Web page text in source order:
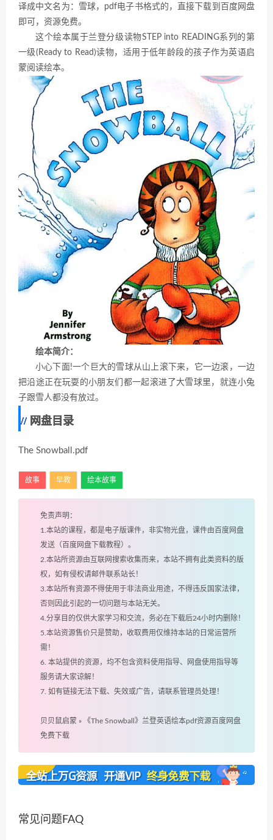
译成中文名为：雪球，pdf电子书格式的，直接下载到百度网盘
即可，资源免费。
这个绘本属于兰登分级读物STEP into READING系列的第
一级(Ready to Read)读物，适用于低年龄段的孩子作为英语启
蒙阅读绘本。
绘本简介：
小心下面!一个巨大的雪球从山上滚下来，它一边滚，一边
把沿途正在玩耍的小朋友们都一起滚进了大雪球里，就连小兔
子跟雪人都没有放过。
网盘目录
The Snowball.pdf
故事 早教 绘本故事
免责声明：
1.本站的课程，都是电子版课件，非实物光盘，课件由百度网盘
发送（百度网盘下载教程）。
2.本站所资源由互联网搜索收集而来，本站不拥有此类资料的版
权，如有侵权请邮件联系站长！
3.本站所有资源不得使用于非法商业用途，不得违反国家法律，
否则因此引起的一切问题与本站无关。
4.分享目的仅供大家学习和交流，务必在下载后24小时内删除！
5.本站资源售价只是赞助，收取费用仅维持本站的日常运营所
需！
6. 本站提供的资源，均不包含资料使用指导、网盘使用指导等
服务请大家谅解！
7. 如有链接无法下载、失效或广告，请联系管理员处理！
贝贝鼠启蒙 »
《The Snowball》兰登英语绘本pdf资源百度网盘
免费下载
常见问题FAQ